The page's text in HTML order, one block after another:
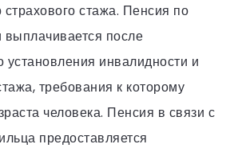
страхового стажа. Пенсия по
выплачивается после
установления инвалидности и
требования к которому
человека. Пенсия в связи с
предоставляется